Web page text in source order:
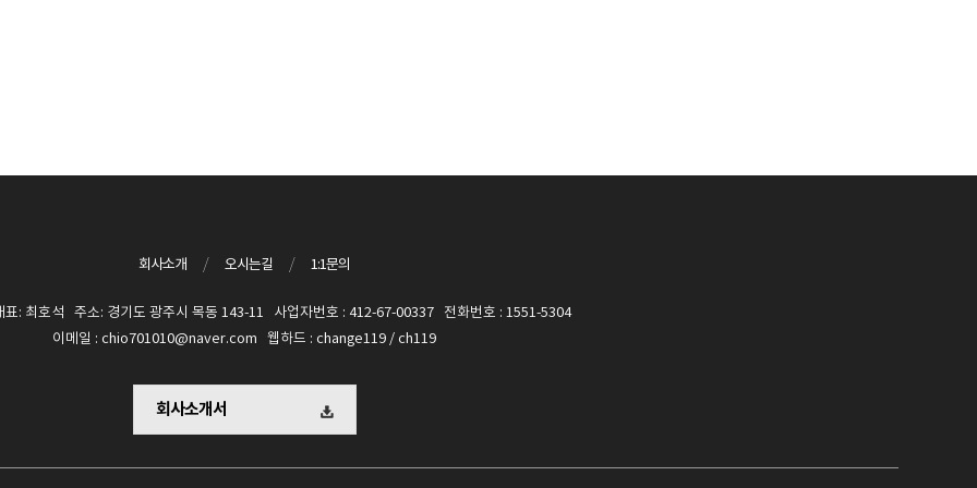
회사소개 / 오시는길 / 1:1문의
: 최호석 주소: 경기도 광주시 목동 143-11 사업자번호 : 412-67-00337 전화번호 : 1551-5304
이메일 : chio701010@naver.com 웹하드 : change119 / ch119
회사소개서